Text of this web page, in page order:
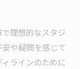
理想的なスタジ
や疑問を感じて
ラインのために